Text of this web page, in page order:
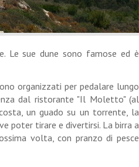
Le sue dune sono famose ed è
organizzati per pedalare lungo
dal ristorante "Il Moletto" (al
un guado su un torrente, la
poter tirare e divertirsi. La birra a
volta, con pranzo di pesce